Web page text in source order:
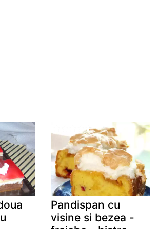
Pandispan cu
visine si bezea -